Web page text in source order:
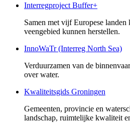
Interregproject Buffer+
Samen met vijf Europese
veengebied kunnen herstellen.
InnoWaTr (Interreg North Sea)
Verduurzamen van de
over water.
Kwaliteitsgids Groningen
Gemeenten, provincie en
landschap, ruimtelijke kwaliteit